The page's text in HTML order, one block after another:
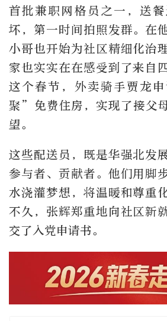
首批兼职网格员之一，送
坏，第一时间拍照发群。在
小哥也开始为社区精细化治
家也实实在在感受到了来自
这个春节，外卖骑手贾龙
聚”免费住房，实现了接父
望。
这些配送员，既是华强北发
参与者、贡献者。他们用脚
水浇灌梦想，将温暖和尊重
不久，张辉郑重地向社区新
交了入党申请书。